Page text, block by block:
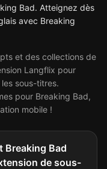
Bad. Atteignez dès
avec Breaking
et des collections de
Langflix pour
sous-titres.
pour Breaking Bad,
mobile !
Breaking Bad
de sous-